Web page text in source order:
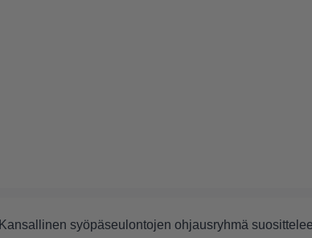
Kansallinen syöpäseulontojen ohjausryhmä